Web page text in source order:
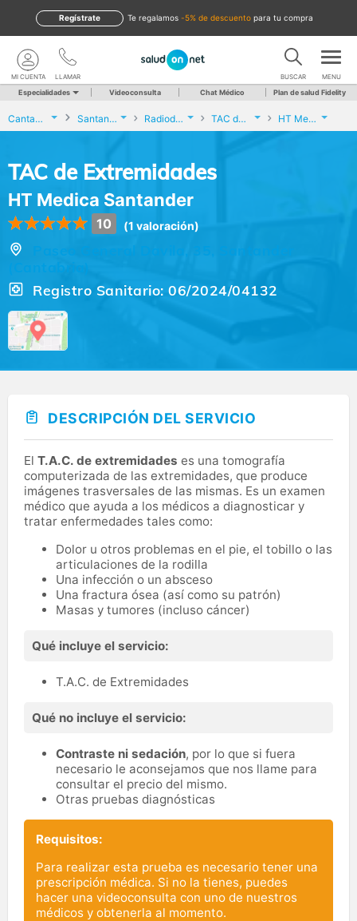
te regalamos -5% de descuento para tu compra
Regístrate
LLAMAR
MI CUENTA BUSCAR MENU
Especialidades Videoconsulta Chat Médico Plan de salud Fidelity
Cantabria Santander Radiodiagnóstico TAC de Extremidades HT Medica Santander
TAC de Extremidades
HT Medica Santander
10 (1 valoración)
Paseo General Davila, 35, Santander
Registro Sanitario: 06/2024/04132
DESCRIPCIÓN DEL SERVICIO
El T.A.C. de extremidades es una tomografía
computerizada de las extremidades, que produce
imágenes trasversales de las mismas. Es un examen
médico que ayuda a los médicos a diagnosticar y
tratar enfermedades tales como:
Dolor u otros problemas en el pie, el tobillo o las
articulaciones de la rodilla
Una infección o un absceso
Una fractura ósea (así como su patrón)
Masas y tumores (incluso cáncer)
Qué incluye el servicio:
T.A.C. de Extremidades
Qué no incluye el servicio:
Contraste ni sedación, por lo que si fuera
necesario le aconsejamos que nos llame para
consultar el precio del mismo.
Otras pruebas diagnósticas
Requisitos:
Para realizar esta prueba es necesario tener una
prescripción médica. Si no la tienes, puedes
hacer una videoconsulta con uno de nuestros
médicos y obtenerla al momento.